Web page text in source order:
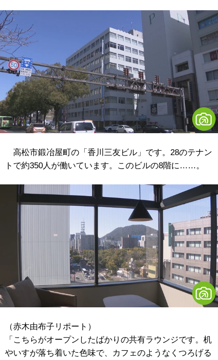
高松市鍛冶屋町の「香川三友ビル」です。28のテナン
トで約350人が働いています。このビルの8階に……。
（赤木由布子リポート）
「こちらがオープンしたばかりの共有ラウンジです。机
やいすが落ち着いた色味で、カフェのようなくつろげる